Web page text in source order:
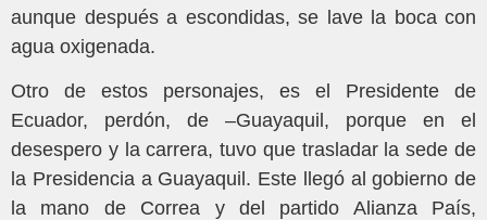
aunque después a escondidas, se lave la boca con
agua oxigenada.
Otro de estos personajes, es el Presidente de
Ecuador, perdón, de –Guayaquil, porque en el
desespero y la carrera, tuvo que trasladar la sede de
la Presidencia a Guayaquil. Este llegó al gobierno de
la mano de Correa y del partido Alianza País,